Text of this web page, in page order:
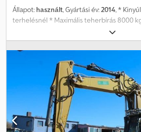
Állapot: használt, Gyártási év:2014, *
terhelésnél * Maximális teherbírás 8000
üzemmódban * Horogkampó magassága
lehetséges * ABB Cjdpfx Ajuu S U Tjk Eerf
biztonsági vizsgálat (SV) * Ballaszt: 14 db
tonna * Fordulási sugár: 4 m * SZÍN:
mozgatásra előkészítve = További
terület: építőipar Emelési kapacitás: 8.000
információkért keresse Jörg Bieneket.